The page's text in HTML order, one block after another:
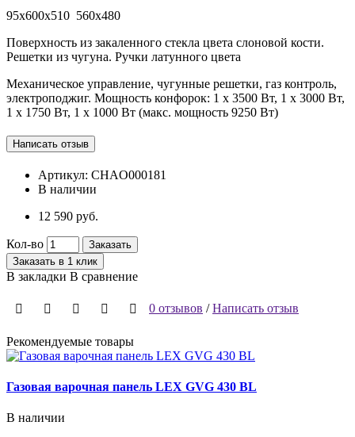
95х600х510 560х480
Поверхность из закаленного стекла цвета слоновой кости.
Решетки из чугуна. Ручки латунного цвета
Механическое управление, чугунные решетки, газ контроль,
электроподжиг. Мощность конфорок: 1 х 3500 Вт, 1 х 3000 Вт,
1 х 1750 Вт, 1 х 1000 Вт (макс. мощность 9250 Вт)
Артикул: CHAO000181
В наличии
12 590 руб.
Кол-во
Заказать
Заказать в 1 клик
В закладки В сравнение
0 отзывов /Написать отзыв
Рекомендуемые товары
Газовая варочная панель LEX GVG 430 BL
В наличии